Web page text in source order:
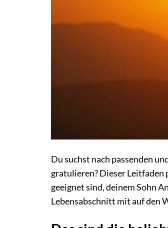
Du suchst nach passenden
gratulieren? Dieser
geeignet sind, deinem Sohn
Lebensabschnitt mit auf den